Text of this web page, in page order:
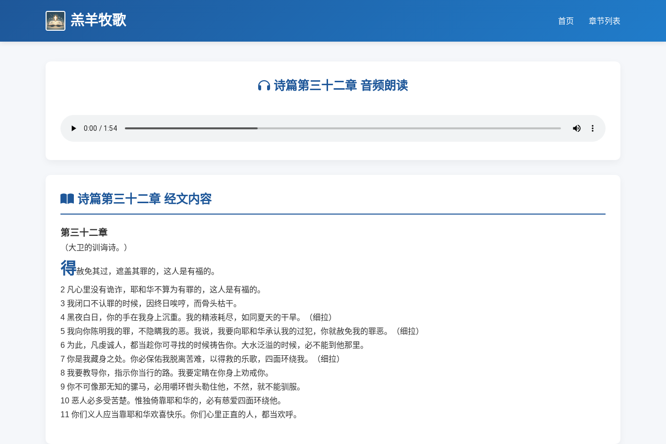
羔羊牧歌 首页 章节列表
诗篇第三十二章 音频朗读
诗篇第三十二章 经文内容
第三十二章
（大卫的训诲诗。）
得赦免其过，遮盖其罪的，这人是有福的。
2 凡心里没有诡诈，耶和华不算为有罪的，这人是有福的。
3 我闭口不认罪的时候，因终日唉哼，而骨头枯干。
4 黑夜白日，你的手在我身上沉重。我的精液耗尽，如同夏天的干旱。（细拉）
5 我向你陈明我的罪，不隐瞒我的恶。我说，我要向耶和华承认我的过犯，你就赦免我的罪恶。（细拉）
6 为此，凡虔诚人，都当趁你可寻找的时候祷告你。大水泛溢的时候，必不能到他那里。
7 你是我藏身之处。你必保佑我脱离苦难，以得救的乐歌，四面环绕我。（细拉）
8 我要教导你，指示你当行的路。我要定睛在你身上劝戒你。
9 你不可像那无知的骡马，必用嚼环辔头勒住他，不然，就不能驯服。
10 恶人必多受苦楚。惟独倚靠耶和华的，必有慈爱四面环绕他。
11 你们义人应当靠耶和华欢喜快乐。你们心里正直的人，都当欢呼。